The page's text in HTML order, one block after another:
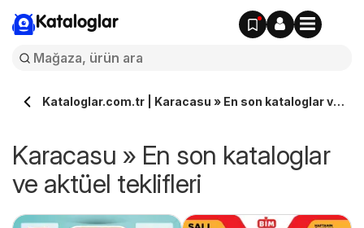
Kataloglar
Kataloglar.com.tr | Karacasu » En son kataloglar ve
Karacasu » En son kataloglar
ve aktüel teklifleri